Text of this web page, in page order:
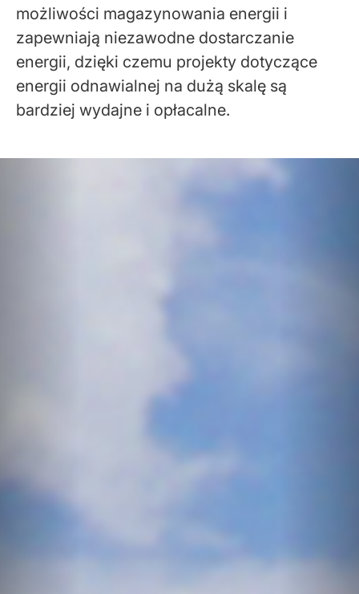
możliwości magazynowania energii i
zapewniają niezawodne dostarczanie
energii, dzięki czemu projekty dotyczące
energii odnawialnej na dużą skalę są
bardziej wydajne i opłacalne.